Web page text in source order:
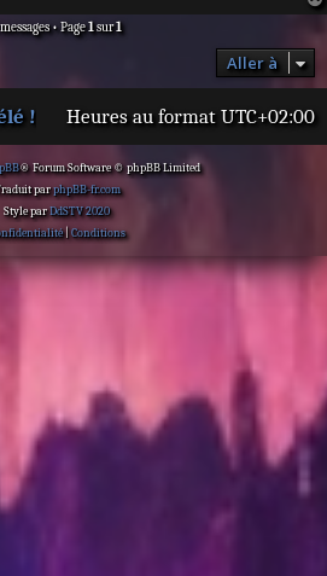
• Page1sur1
Aller à
! Heures au format UTC+02:00
® Forum Software © phpBB Limited
parphpBB-fr.com
Style parDdSTV 2020
| Conditions